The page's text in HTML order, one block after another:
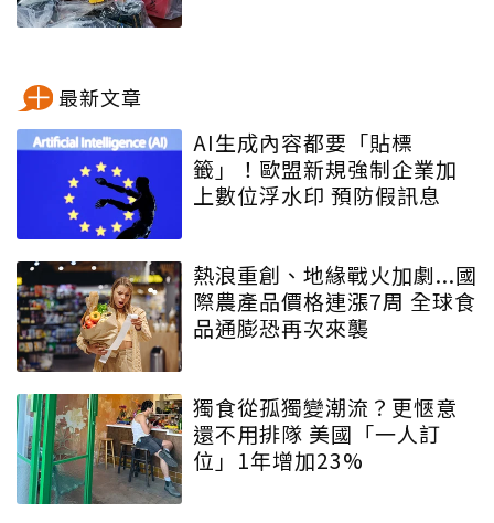
最新文章
AI生成內容都要「貼標
籤」！歐盟新規強制企業加
上數位浮水印 預防假訊息
熱浪重創、地緣戰火加劇...國
際農產品價格連漲7周 全球食
品通膨恐再次來襲
獨食從孤獨變潮流？更愜意
還不用排隊 美國「一人訂
位」1年增加23%